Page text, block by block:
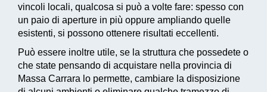
vincoli locali, qualcosa si può a volte fare: spesso con
un paio di aperture in più oppure ampliando quelle
esistenti, si possono ottenere risultati eccellenti.
Può essere inoltre utile, se la struttura che possedete o
che state pensando di acquistare nella provincia di
Massa Carrara lo permette, cambiare la disposizione